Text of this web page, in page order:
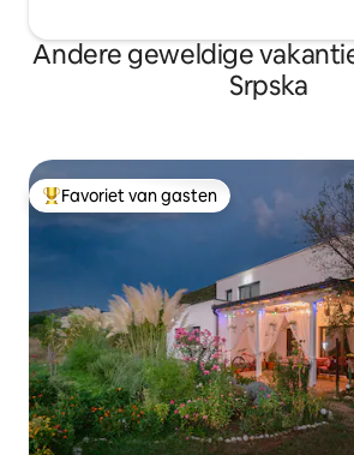
Andere geweldige
Srpska
Topfavoriet van gasten
Favoriet van gasten